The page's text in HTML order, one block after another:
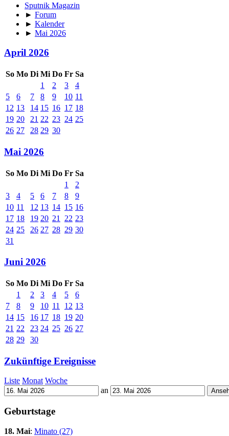
Sputnik Magazin
► Forum
► Kalender
► Mai 2026
April 2026
So Mo Di Mi Do Fr Sa
1
2 3
4
5
6 7 8 9 10 11
12 13 14 15 16 17 18
19 20 21 22 23 24 25
26 27 28 29 30
Mai 2026
So Mo Di Mi Do Fr Sa
1
2
3
4 5 6 7 8
9
10 11 12 13 14 15 16
17 18 19 20 21 22 23
24 25 26 27 28 29 30
31
Juni 2026
So Mo Di Mi Do Fr Sa
1
2 3 4 5
6
7
8 9 10 11 12 13
14 15 16 17 18 19 20
21 22 23 24 25 26 27
28 29 30
Zukünftige Ereignisse
Liste Monat Woche
an
Geburtstage
18. Mai: Minato (27)